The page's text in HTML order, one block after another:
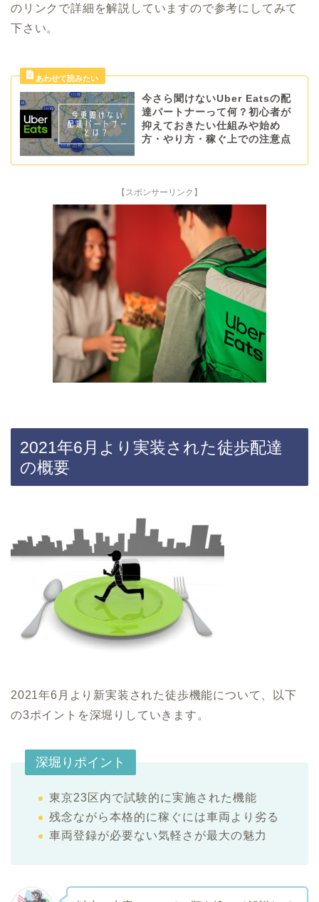
のリンクで詳細を解説していますので参考にしてみて
下さい。
今さら聞けないUber Eatsの配
達パートナーって何？初心者が
抑えておきたい仕組みや始め
方・やり方・稼ぐ上での注意点
【スポンサーリンク】
2021年6月より実装された徒歩配達
の概要
2021年6月より新実装された徒歩機能について、以下
の3ポイントを深堀りしていきます。
深堀りポイント
東京23区内で試験的に実施された機能
残念ながら本格的に稼ぐには車両より劣る
車両登録が必要ない気軽さが最大の魅力